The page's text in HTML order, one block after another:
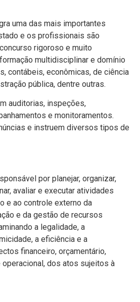
uma das mais importantes
e os profissionais são
rigoroso e muito
multidisciplinar e domínio
contábeis, econômicas, de ciência
pública, dentre outras.
auditorias, inspeções,
e monitoramentos.
e instruem diversos tipos de
por planejar, organizar,
avaliar e executar atividades
e ao controle externo da
e da gestão de recursos
a legalidade, a
a eficiência e a
financeiro, orçamentário,
dos atos sujeitos à